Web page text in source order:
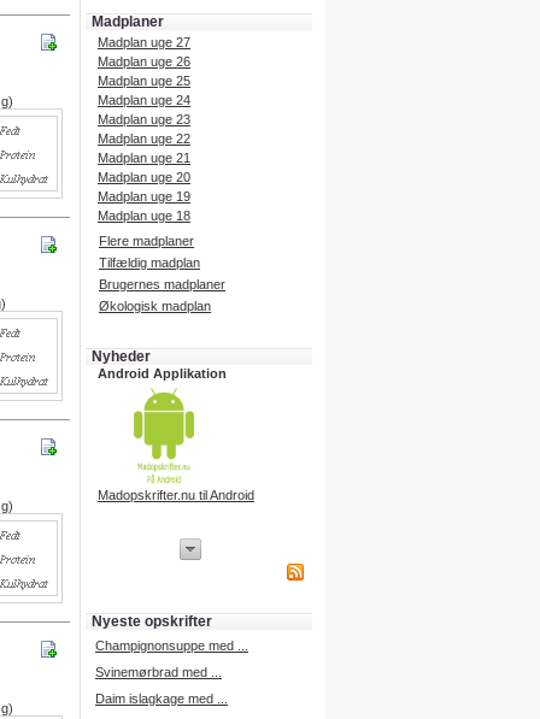
Madplaner
Madplan uge 27
Madplan uge 26
Madplan uge 25
Madplan uge 24
Madplan uge 23
Madplan uge 22
Madplan uge 21
Madplan uge 20
Madplan uge 19
Madplan uge 18
Flere madplaner
Tilfældig madplan
Brugernes madplaner
Økologisk madplan
Nyheder
Android Applikation
Madopskrifter.nu til Android
iPhone udvikling
Nyeste opskrifter
Champignonsuppe med ...
Svinemørbrad med ...
Daim islagkage med ...